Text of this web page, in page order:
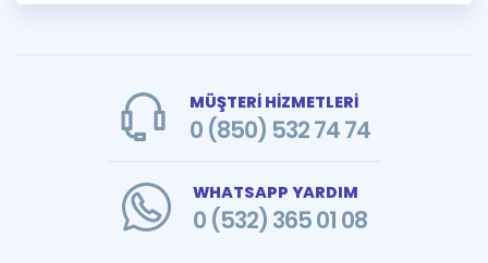
MÜŞTERİ HİZMETLERİ
0 (850) 532 74 74
WHATSAPP YARDIM
0 (532) 365 01 08